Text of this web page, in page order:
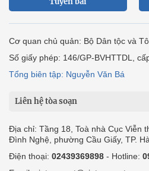
Cơ quan chủ quản: Bộ Dân tộc và
Số giấy phép: 146/GP-BVHTTDL,
Tổng biên tập: Nguyễn Văn Bá
Liên hệ tòa soạn
Địa chỉ: Tầng 18, Toà nhà Cục Viễn
Đình Nghệ, phường Cầu Giấy, TP.
Điện thoại: 02439369898 - Hotline: